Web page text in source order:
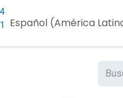
Español (América